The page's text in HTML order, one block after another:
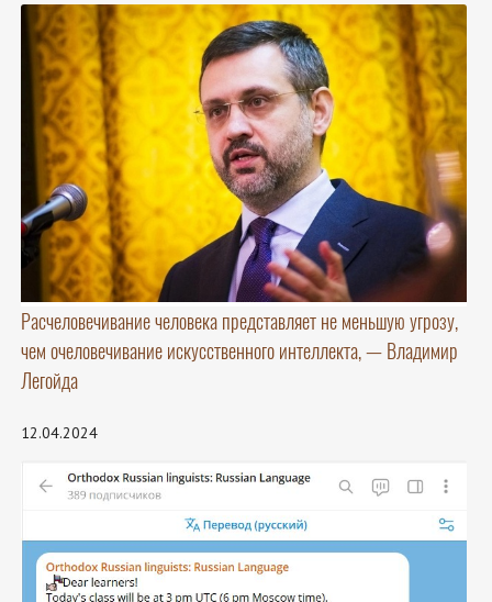
Расчеловечивание человека представляет не меньшую угрозу,
чем очеловечивание искусственного интеллекта, — Владимир
Легойда
12.04.2024